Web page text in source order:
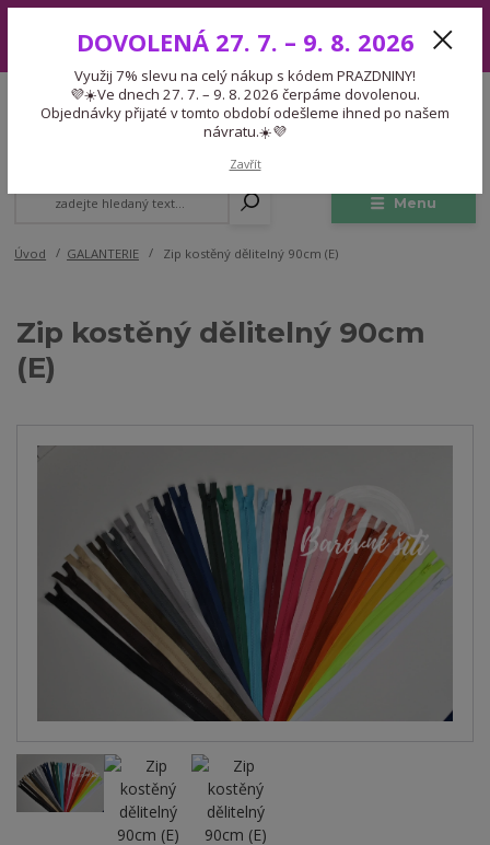
7. – 9. 8. 2026 čerpáme dovolenou. Objednávky přijaté v tomto období
odešleme ihned po našem návratu.☀️💜
Menu
CZK
Expedice 775 866 913
Po-Čt 9-15:30 Pá 9-14:30 Pauza 13-13:45
Úvod GALANTERIE Zip kostěný dělitelný 90cm (E)
Zip kostěný dělitelný 90cm
(E)
DOVOLENÁ 27. 7. – 9. 8. 2026
Využij 7% slevu na celý nákup s kódem PRAZDNINY!
💜☀️Ve dnech 27. 7. – 9. 8. 2026 čerpáme dovolenou.
Objednávky přijaté v tomto období odešleme ihned po našem
návratu.☀️💜
Zavřít